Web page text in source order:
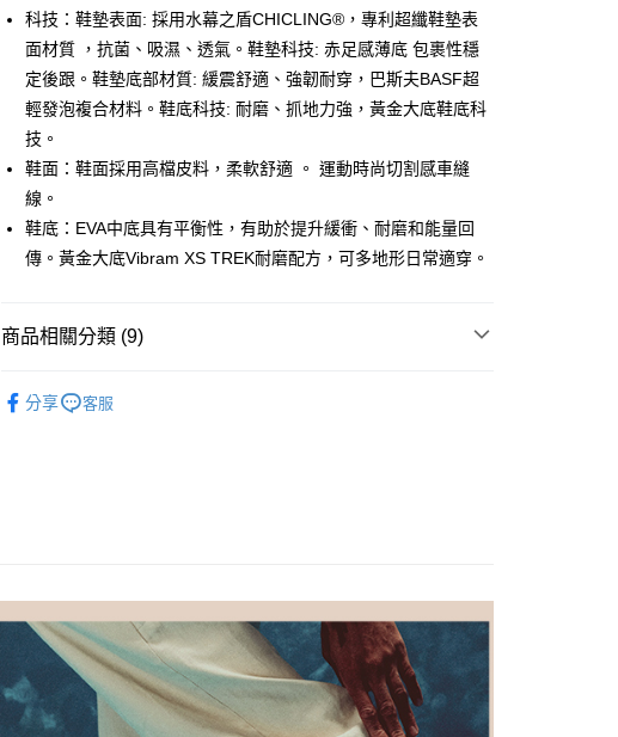
國泰世華商業銀行
兆豐國際商業銀行
臺灣中小企業銀行
台中商業銀行
匯豐（台灣）商業銀行
華泰商業銀行
聯邦商業銀行
遠東國際商業銀行
元大商業銀行
台新國際商業銀行
中國信託商業銀行
台灣樂天信用卡公司
AFTEE先享後付
相關說明
【關於「AFTEE先享後付」】
便利好安心！
１．簡單：不需註冊會員、不需綁卡、不需儲值。
２．便利：只要手機號碼，簡訊認證，即可結帳。
３．安心：先確認商品／服務後，再付款。
【「AFTEE先享後付」結帳流程】
３．收到繳費通知簡訊後14天內，點擊此簡訊中的連結，可透過四大超商
絡購買商品的店家。未經商家同意取消之訂單仍視為有效，需透過AFTEE
２．關於個人資料處理事宜，請瀏覽以下網址：
https://aftee.tw/terms/#terms3
３．未成年的使用者請事先徵得法定代理人或監護人之同意方可使用
「AFTEE先享後付」，若未經同意申辦者引起之損失，本公司不負相關責
任。
４．使用「AFTEE先享後付」時，將依據個別帳號之用戶狀況，依本公司
ATM付款
運送方式
付款後全家取貨
每筆NT$80，滿NT$1,000(含以上)免運費
付款後7-11取貨
科技：鞋墊表面: 採用水幕之盾CHICLING®，專利超纖鞋墊表
面材質 ，抗菌、吸濕、透氣。鞋墊科技: 赤足感薄底 包裹性穩
定後跟。鞋墊底部材質: 緩震舒適、強韌耐穿，巴斯夫BASF超
輕發泡複合材料。鞋底科技: 耐磨、抓地力強，黃金大底鞋底科
技。
鞋面：鞋面採用高檔皮料，柔軟舒適 。 運動時尚切割感車縫
線。
鞋底：EVA中底具有平衡性，有助於提升緩衝、耐磨和能量回
傳。黃金大底Vibram XS TREK耐磨配方，可多地形日常適穿。
商品相關分類 (9)
⏰8月限時價 ⏰男款
🏅精選系列 🏅男款
【精選系列】都市漫步 男款
分享 客服